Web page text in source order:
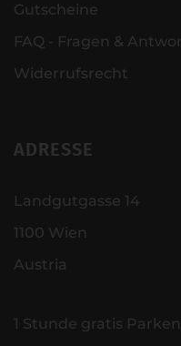
Gutscheine
FAQ - Fragen &
Widerrufsrecht
ADRESSE
Landgutgasse 14
1100 Wien
Austria
1 Stunde gratis Parken